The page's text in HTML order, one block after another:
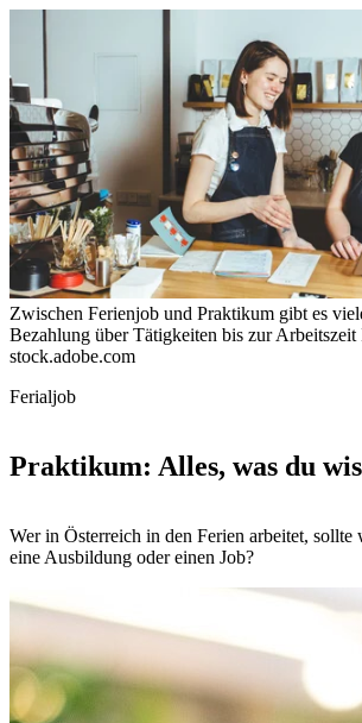
Zwischen Ferienjob und Praktikum gibt es
Bezahlung über Tätigkeiten bis zur Arbeitszeit
stock.adobe.com
Ferialjob
Praktikum: Alles, was du
Wer in Österreich in den Ferien arbeitet, sollte
eine Ausbildung oder einen Job?